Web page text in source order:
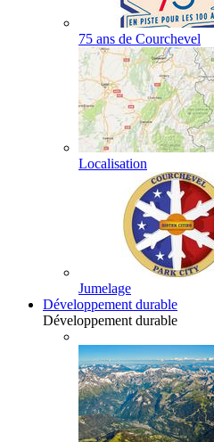
75 ans de Courchevel
Localisation
Jumelage
Développement durable
Développement durable